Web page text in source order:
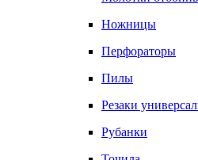
Ножницы
Перфораторы
Пилы
Резаки
Рубанки